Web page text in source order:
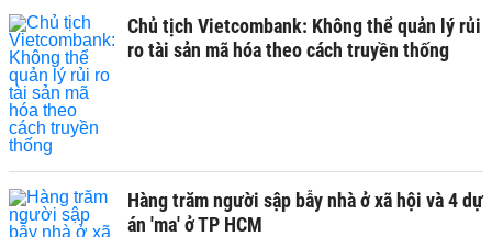
Chủ tịch Vietcombank: Không thể quản lý rủi
ro tài sản mã hóa theo cách truyền thống
Hàng trăm người sập bẫy nhà ở xã hội và 4 dự
án 'ma' ở TP HCM